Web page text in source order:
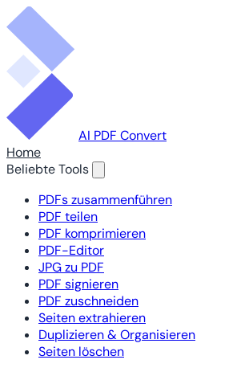
AI PDF Convert
Home
Beliebte Tools
PDFs zusammenführen
PDF teilen
PDF komprimieren
PDF-Editor
JPG zu PDF
PDF signieren
PDF zuschneiden
Seiten extrahieren
Duplizieren & Organisieren
Seiten löschen